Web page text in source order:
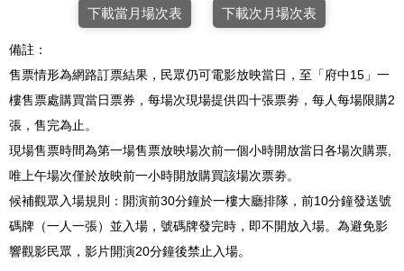
下載當月場次表 下載次月場次表
備註：
售票情形為網路訂票結果，民眾仍可電影放映當日，至「府中15」一
樓售票處購買當日票券，每場次現場提供四十張票劵，每人每場限購2
張，售完為止。
現場售票時間為第一場售票放映場次前一個小時開放當日各場次購票,
唯上午場次僅於放映前一小時開放購買該場次票劵。
候補觀眾入場規則：開演前30分鐘於一樓大廳排隊，前10分鐘發送號
碼牌（一人一張）並入場，號碼牌發完時，即不開放入場。為避免影
響觀影民眾，影片開演20分鐘後禁止入場。